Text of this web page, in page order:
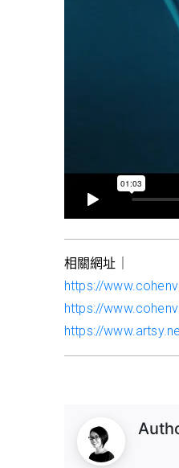
相關網址｜
https://
https://
https://